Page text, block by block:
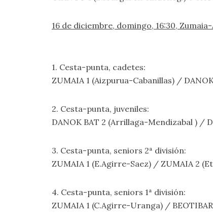
16 de diciembre, domingo, 16:30,
1. Cesta-punta, cadetes:
ZUMAIA 1 (Aizpurua-Cabanillas) /
2. Cesta-punta, juveniles:
DANOK BAT 2 (Arrillaga-Mendizabal ) /
3. Cesta-punta, seniors 2ª división:
ZUMAIA 1 (E.Agirre-Saez) / ZUMAIA 2
4. Cesta-punta, seniors 1ª división:
ZUMAIA 1 (C.Agirre-Uranga) /